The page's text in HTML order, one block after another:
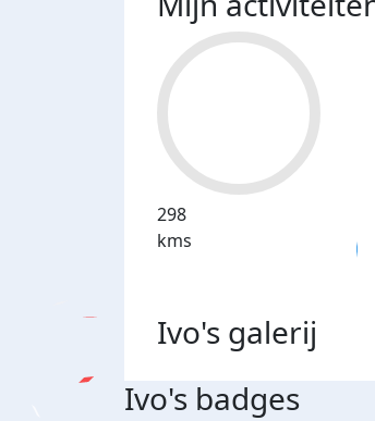
298
kms
Ivo's galerij
Ivo's badges